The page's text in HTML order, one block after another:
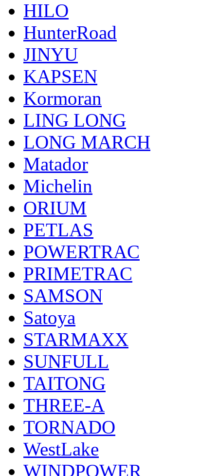
HILO
HunterRoad
JINYU
KAPSEN
Kormoran
LING LONG
LONG MARCH
Matador
Michelin
ORIUM
PETLAS
POWERTRAC
PRIMETRAC
SAMSON
Satoya
STARMAXX
SUNFULL
TAITONG
THREE-A
TORNADO
WestLake
WINDPOWER